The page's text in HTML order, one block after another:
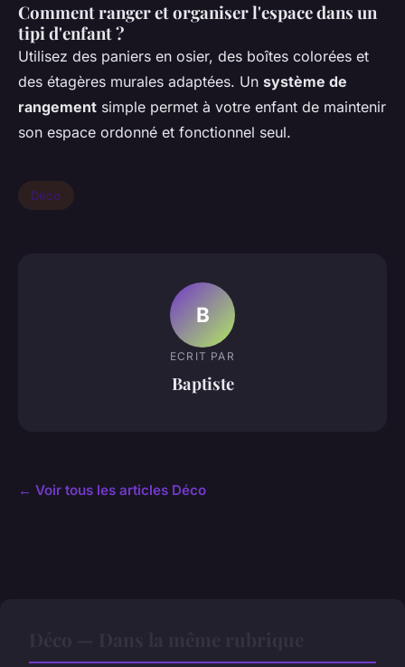
Comment ranger et organiser l'espace dans un
tipi d'enfant ?
Utilisez des paniers en osier, des boîtes colorées et
des étagères murales adaptées. Un système de
rangement simple permet à votre enfant de maintenir
son espace ordonné et fonctionnel seul.
Déco
B
ECRIT PAR
Baptiste
← Voir tous les articles Déco